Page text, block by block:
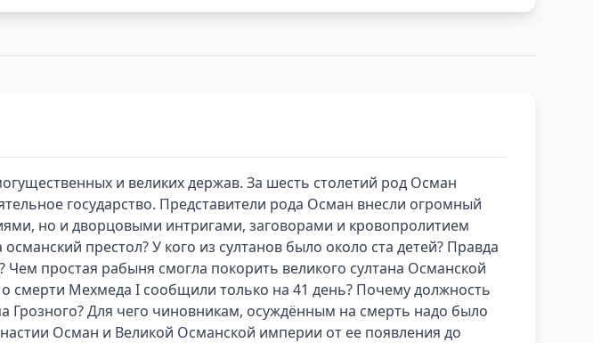
и великих держав. За шесть столетий род Осман
государство. Представители рода Осман внесли огромный
но и дворцовыми интригами, заговорами и кровопролитием
престол? У кого из султанов было около ста детей? Правда
простая рабыня смогла покорить великого султана Османской
смерти Мехмеда I сообщили только на 41 день? Почему должность
Для чего чиновникам, осуждённым на смерть надо было
Осман и Великой Османской империи от ее появления до